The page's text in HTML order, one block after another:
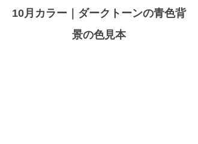
10月カラー｜ダークトーンの青色背
景の色見本